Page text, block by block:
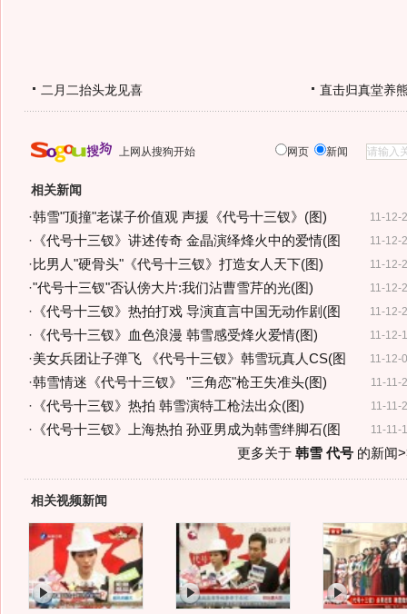
二月二抬头龙见喜 直击归真堂养
上网从搜狗开始 网页 新闻
相关新闻
11-12-
·韩雪"顶撞"老谋子价值观 声援《代号十三钗》(图)
11-12-
· 《代号十三钗》讲述传奇 金晶演绎烽火中的爱情(图
11-12-
·比男人"硬骨头"《代号十三钗》打造女人天下(图)
11-12-
·"代号十三钗"否认傍大片:我们沾曹雪芹的光(图)
11-12-
· 《代号十三钗》热拍打戏 导演直言中国无动作剧(图
11-12-
· 《代号十三钗》血色浪漫 韩雪感受烽火爱情(图)
11-12-
·美女兵团让子弹飞 《代号十三钗》韩雪玩真人CS(图
11-11-
·韩雪情迷《代号十三钗》 "三角恋"枪王失准头(图)
11-11-
· 《代号十三钗》热拍 韩雪演特工枪法出众(图)
11-11-
· 《代号十三钗》上海热拍 孙亚男成为韩雪绊脚石(图
更多关于 韩雪 代号的新闻
相关视频新闻